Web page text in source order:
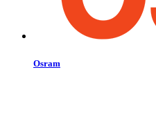
Osram